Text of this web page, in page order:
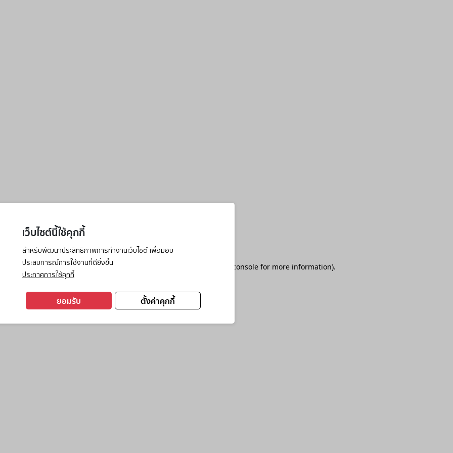
เว็บไซต์นี้ใช้คุกกี้
สำหรับพัฒนาประสิทธิภาพการทำงานเว็บไซต์ เพื่อมอบ
ประสบการณ์การใช้งานที่ดียิ่งขึ้น
ประกาศการใช้คุกกี้
ตั้งค่าคุกกี้
ยอมรับ
has occurred while loading browser console for more information).